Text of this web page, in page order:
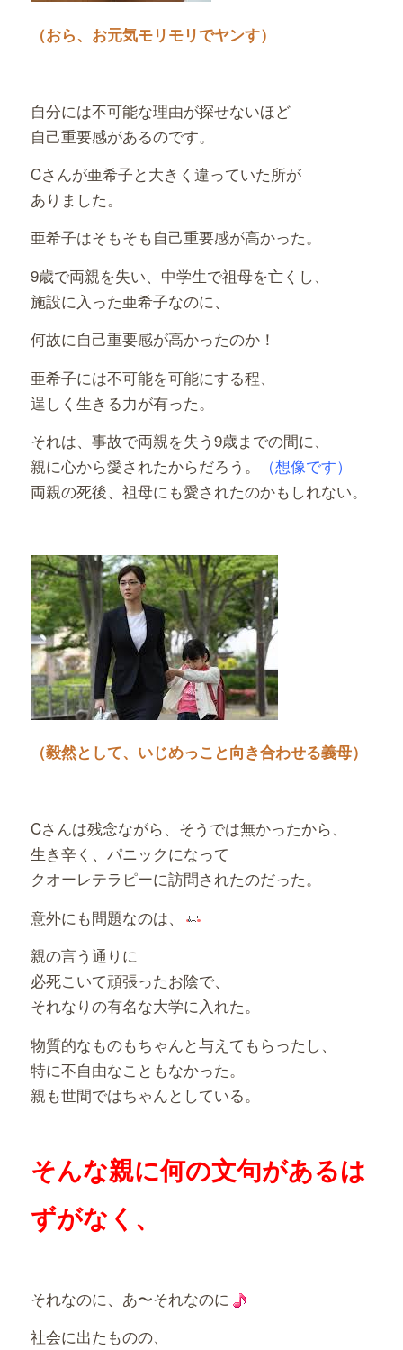
（おら、お元気モリモリでヤンす）
自分には不可能な理由が探せないほど
自己重要感があるのです。
Cさんが亜希子と大きく違っていた所が
ありました。
亜希子はそもそも自己重要感が高かった。
9歳で両親を失い、中学生で祖母を亡くし、
施設に入った亜希子なのに、
何故に自己重要感が高かったのか！
亜希子には不可能を可能にする程、
逞しく生きる力が有った。
それは、事故で両親を失う9歳までの間に、
親に心から愛されたからだろう。
（想像です）
両親の死後、祖母にも愛されたのかもしれない。
（毅然として、いじめっこと向き合わせる義母）
Cさんは残念ながら、そうでは無かったから、
生き辛く、パニックになって
クオーレテラピーに訪問されたのだった。
意外にも問題なのは、
親の言う通りに
必死こいて頑張ったお陰で、
それなりの有名な大学に入れた。
物質的なものもちゃんと与えてもらったし、
特に不自由なこともなかった。
親も世間ではちゃんとしている。
そんな親に何の文句があるは
ずがなく、
それなのに、あ〜それなのに
社会に出たものの、